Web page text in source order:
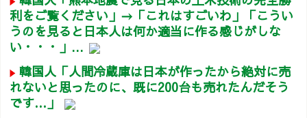
利をご覧ください」→「これはすごいわ」「こうい
うのを見ると日本人は何か適当に作る感じがしな
い・・・」...
韓国人「人間冷蔵庫は日本が作ったから絶対に売
れないと思ったのに、既に200台も売れたんだそう
です…」